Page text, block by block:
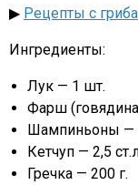
▶ Рецепты с
Ингредиенты:
Лук — 1 шт.
Фарш (говядина
Шампиньоны —
Кетчуп — 2,5
Гречка — 200 г.